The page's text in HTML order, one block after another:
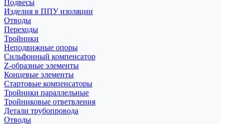
Подвесы
Изделия в ППУ изоляции
Отводы
Переходы
Тройники
Неподвижные опоры
Cильфонный компенсатор
Z-образные элементы
Концевые элементы
Стартовые компенсаторы
Тройники параллельные
Тройниковые ответвления
Детали трубопровода
Отводы